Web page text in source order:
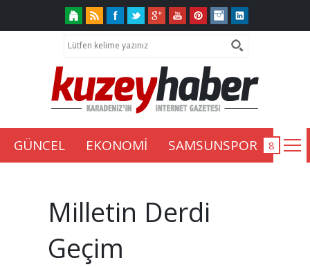
GÜNCEL EKONOMİ SAMSUNSPOR
Milletin Derdi
Geçim